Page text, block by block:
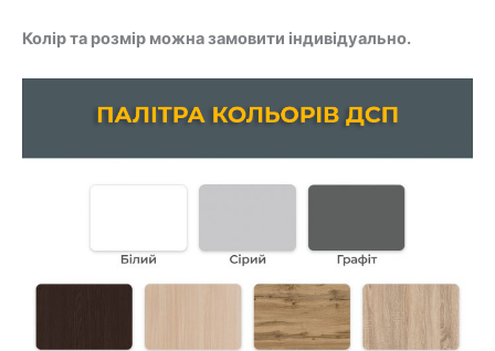
Колір та розмір можна замовити індивідуально.